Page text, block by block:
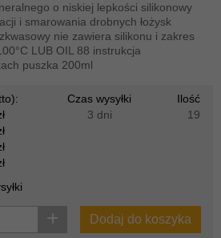
o niskiej lepkości silikonowy
i smarowania drobnych łożysk
nie zawiera silikonu i zakres
LUB OIL 88 instrukcja
puszka 200ml
Czas wysyłki
Ilość
3 dni
19
Dodaj do koszyka